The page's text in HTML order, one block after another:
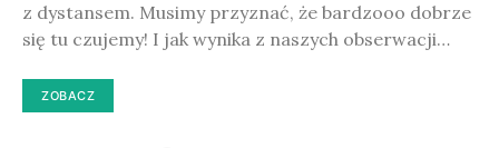
z dystansem. Musimy przyznać, że bardzooo dobrze
się tu czujemy! I jak wynika z naszych obserwacji…
ZOBACZ